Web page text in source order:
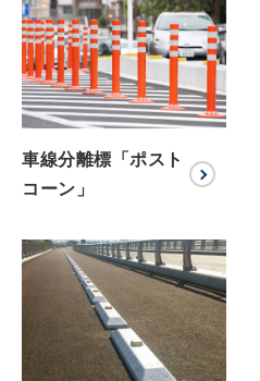
車線分離標「ポスト
コーン」